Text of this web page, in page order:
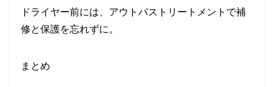
ドライヤー前には、アウトバストリートメントで補
修と保護を忘れずに。
まとめ